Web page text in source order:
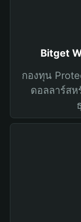
Bitget
กองทุน
ดอลลาร์ส